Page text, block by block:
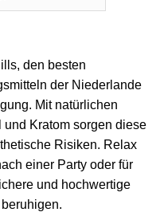
den besten
der Niederlande
Mit natürlichen
und Kratom sorgen diese
Risiken. Relax
einer Party oder für
und hochwertige